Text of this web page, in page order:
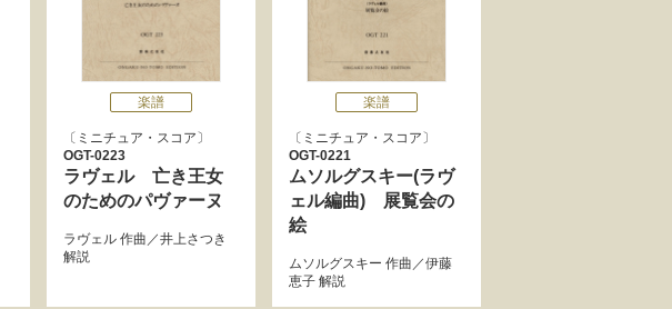
楽譜
ミニチュア・スコア
OGT-0223
ラヴェル 亡き王女
のためのパヴァーヌ
ラヴェル 作曲／井上さつき
解説
楽譜
ミニチュア・スコア
OGT-0221
ムソルグスキー(ラヴ
ェル編曲) 展覧会の
絵
ムソルグスキー 作曲／伊藤
恵子 解説